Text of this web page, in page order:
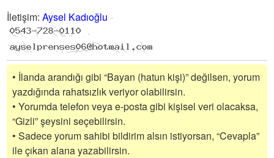
İletişim:Aysel Kadıoğlu
• İlanda arandığı gibi “Bayan (hatun kişi)” değilsen, yorum
yazdığında rahatsızlık veriyor olabilirsin.
• Yorumda telefon veya e-posta gibi kişisel veri olacaksa,
“Gizli” şeysini seçebilirsin.
• Sadece yorum sahibi bildirim alsın istiyorsan, “Cevapla”
ile çıkan alana yazabilirsin.